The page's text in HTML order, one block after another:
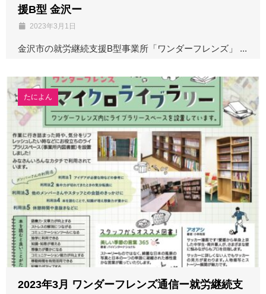
援B型 金沢ー
2023年3月1日
金沢市の就労継続支援B型事業所「ワンダーフレンズ」 ...
たによん
2023年3月 ワンダーフレンズ通信ー就労継続支